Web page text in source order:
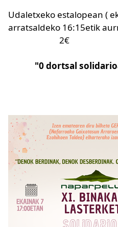
Udaletxeko estalopean (
arratsaldeko 16:15etik
2€
"0 dortsal